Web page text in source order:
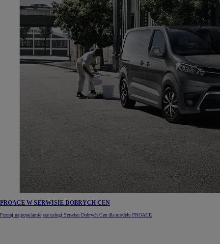
PROACE W SERWISIE DOBRYCH CEN
Poznaj najpopularniejsze usługi Serwisu Dobrych Cen dla modelu PROACE